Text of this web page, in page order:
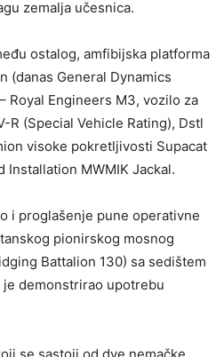
zemalja učesnica.
ostalog, amfibijska platforma
(danas General Dynamics
Royal Engineers M3, vozilo za
R (Special Vehicle Rating), Dstl
visoke pokretljivosti Supacat
MWMIK Jackal.
i proglašenje pune operativne
pionirskog mosnog
Battalion 130) sa sedištem
je demonstrirao upotrebu
se sastoji od dve nemačke